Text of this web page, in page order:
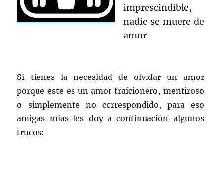
imprescindible,
nadie se muere de
amor.
Si tienes la necesidad de olvidar un amor
porque este es un amor traicionero, mentiroso
o simplemente no correspondido, para eso
amigas mías les doy a continuación algunos
trucos: